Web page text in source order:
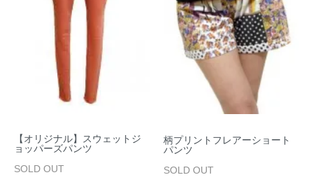
【オリジナル】スウェットジ
ョッパーズパンツ
SOLD OUT
柄プリントフレアーショート
パンツ
SOLD OUT